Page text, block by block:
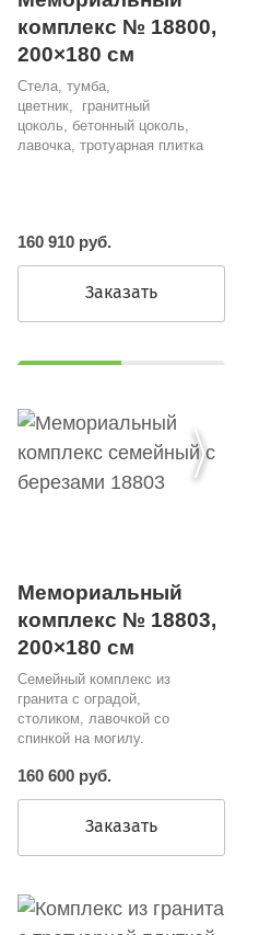
комплекс № 18800,
200×180 см
Стела, тумба,
цветник, гранитный
цоколь, бетонный цоколь,
лавочка, тротуарная плитка
160 910 руб.
Заказать
Мемориальный
комплекс № 18803,
200×180 см
Семейный комплекс из
гранита с оградой,
столиком, лавочкой со
спинкой на могилу.
160 600 руб.
Заказать